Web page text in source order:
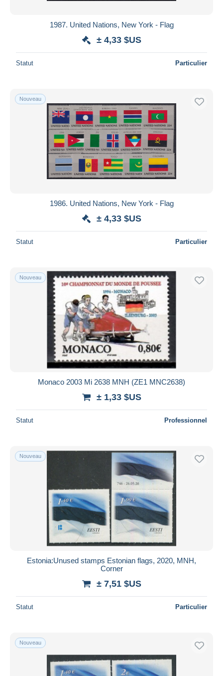
1987. United Nations, New York - Flag
± 4,33 $US
Statut Particulier
Nouveau
1986. United Nations, New York - Flag
± 4,33 $US
Statut Particulier
Nouveau
Monaco 2003 Mi 2638 MNH (ZE1 MNC2638)
± 1,33 $US
Statut Professionnel
Nouveau
Estonia:Unused stamps Estonian flags, 2020, MNH,
Corner
± 7,51 $US
Statut Particulier
Nouveau